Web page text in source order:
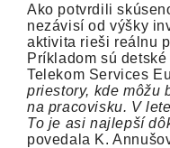
Ako potvrdili
nezávisí od výšky
aktivita rieši reálnu
Príkladom sú
Telekom Services
priestory, kde môžu
na pracovisku. V
To je asi najlepší
povedala K.